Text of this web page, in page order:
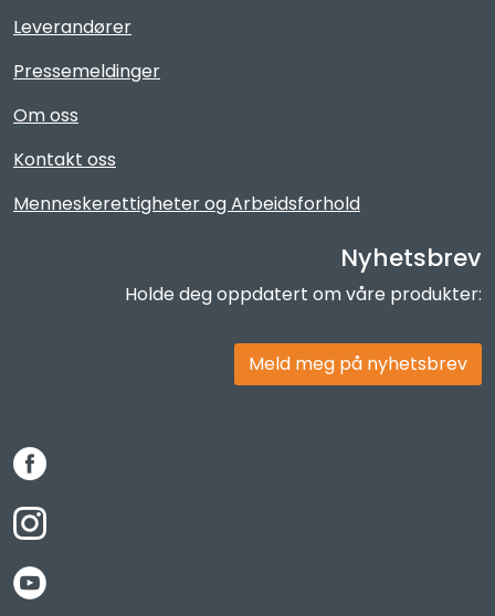
Leverandører
Pressemeldinger
Om oss
Kontakt oss
Menneskerettigheter og Arbeidsforhold
Nyhetsbrev
Holde deg oppdatert om våre produkter:
Meld meg på nyhetsbrev